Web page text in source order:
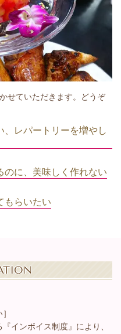
せていただきます。どうぞ
、レパートリーを増やし
のに、美味しく作れない
もらいたい
インボイス制度』により、